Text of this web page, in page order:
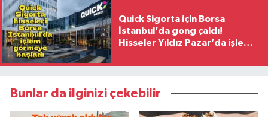
Quick Sigorta için Borsa
İstanbul’da gong çaldı!
Hisseler Yıldız Pazar’da işlem
Bunlar da ilginizi çekebilir